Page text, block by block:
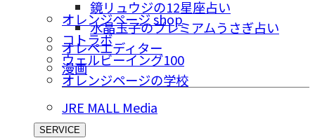
鏡リュウジの12星座占い
水晶玉子のプレミアムうさぎ占い
オレペエディター
漫画
オレンジページ shop
コトラボ
ウェルビーイング100
オレンジページの学校
JRE MALL Media
SERVICE